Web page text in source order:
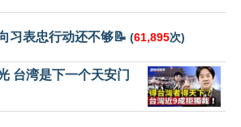
习表忠行动还不够📝 (61,895次)
台湾是下一个天安门